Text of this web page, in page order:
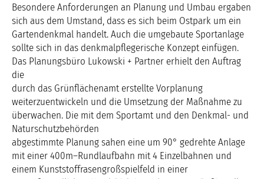
Besondere Anforderungen an Planung und Umbau ergaben
sich aus dem Umstand, dass es sich beim Ostpark um ein
Gartendenkmal handelt. Auch die umgebaute Sportanlage
sollte sich in das denkmalpflegerische Konzept einfügen.
Das Planungsbüro Lukowski + Partner erhielt den Auftrag
die
durch das Grünflächenamt erstellte Vorplanung
weiterzuentwickeln und die Umsetzung der Maßnahme zu
überwachen. Die mit dem Sportamt und den Denkmal- und
Naturschutzbehörden
abgestimmte Planung sahen eine um 90° gedrehte Anlage
mit einer 400m–Rundlaufbahn mit 4 Einzelbahnen und
einem Kunststoffrasengroßspielfeld in einer